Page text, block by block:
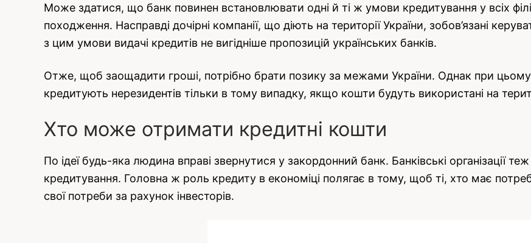
Може здатися, що банк повинен встановлювати одні й ті ж умови кредитування у всіх
походження. Насправді дочірні компанії, що діють на території України, зобов’язані
з цим умови видачі кредитів не вигідніше пропозицій українських банків.
Отже, щоб заощадити гроші, потрібно брати позику за межами України. Однак при цьому
кредитують нерезидентів тільки в тому випадку, якщо кошти будуть використані на
Хто може отримати кредитні кошти
По ідеї будь-яка людина вправі звернутися у закордонний банк. Банківські організації
кредитування. Головна ж роль кредиту в економіці полягає в тому, щоб ті, хто має
свої потреби за рахунок інвесторів.